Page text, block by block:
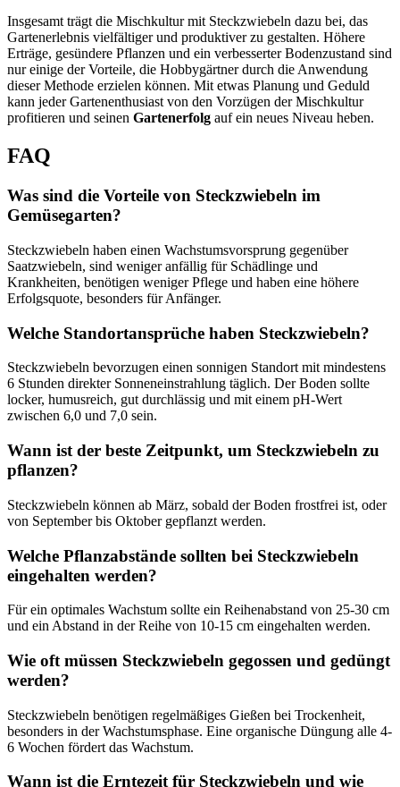
Insgesamt trägt die Mischkultur mit Steckzwiebeln dazu bei, das
Gartenerlebnis vielfältiger und produktiver zu gestalten. Höhere
Erträge, gesündere Pflanzen und ein verbesserter Bodenzustand sind
nur einige der Vorteile, die Hobbygärtner durch die Anwendung
dieser Methode erzielen können. Mit etwas Planung und Geduld
kann jeder Gartenenthusiast von den Vorzügen der Mischkultur
profitieren und seinen Gartenerfolg auf ein neues Niveau heben.
FAQ
Was sind die Vorteile von Steckzwiebeln im
Gemüsegarten?
Steckzwiebeln haben einen Wachstumsvorsprung gegenüber
Saatzwiebeln, sind weniger anfällig für Schädlinge und
Krankheiten, benötigen weniger Pflege und haben eine höhere
Erfolgsquote, besonders für Anfänger.
Welche Standortansprüche haben Steckzwiebeln?
Steckzwiebeln bevorzugen einen sonnigen Standort mit mindestens
6 Stunden direkter Sonneneinstrahlung täglich. Der Boden sollte
locker, humusreich, gut durchlässig und mit einem pH-Wert
zwischen 6,0 und 7,0 sein.
Wann ist der beste Zeitpunkt, um Steckzwiebeln zu
pflanzen?
Steckzwiebeln können ab März, sobald der Boden frostfrei ist, oder
von September bis Oktober gepflanzt werden.
Welche Pflanzabstände sollten bei Steckzwiebeln
eingehalten werden?
Für ein optimales Wachstum sollte ein Reihenabstand von 25-30 cm
und ein Abstand in der Reihe von 10-15 cm eingehalten werden.
Wie oft müssen Steckzwiebeln gegossen und gedüngt
werden?
Steckzwiebeln benötigen regelmäßiges Gießen bei Trockenheit,
besonders in der Wachstumsphase. Eine organische Düngung alle 4-
6 Wochen fördert das Wachstum.
Wann ist die Erntezeit für Steckzwiebeln und wie